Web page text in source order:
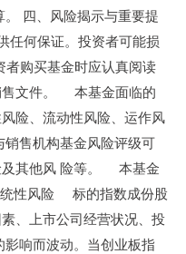
四、风险揭示与重要提
何保证。投资者可能损
购买基金时应认真阅读
售文件。 本基金面临的
险、流动性风险、运作风
售机构基金风险评级可
及其他风 险等。 本基金
性风险 标的指数成份股
、上市公司经营状况、投
响而波动。当创业板指